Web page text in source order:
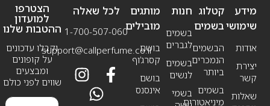
מידע
שימושי
אודות
יצירת
קשר
שאלות
חנות
בשמים
לגברים
בשמים
לנשים
בשמי
קטלוג
בשמים
הבשמים
הנמכרים
ביותר
בשמים
מיניאטורים
מותגים
מובילים
בושם
קסרג’וף
בושם
אינסנס
לכל שאלה
1-700-507-060
support@callperfume.co.il
הצטרפו
למועדון
ההטבות שלנו
וקבלו עדכונים
על קופונים
ומבצעים
שווים לפני כולם